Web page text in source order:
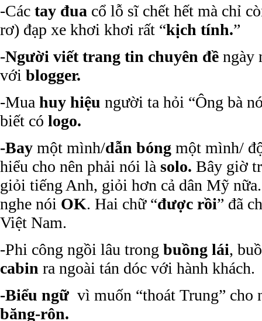
-Các tay đua cổ lỗ sĩ chết hết mà chỉ
rơ) đạp xe khơi khơi rất “kịch tính.”
-Người viết trang tin chuyên đề ngày
với blogger.
-Mua huy hiệu người ta hỏi “Ông bà
biết có logo.
-Bay một mình/dẫn bóng một mình/
hiểu cho nên phải nói là solo. Bây giờ
giỏi tiếng Anh, giỏi hơn cả dân Mỹ
nghe nói OK. Hai chữ “được rồi” đã
Việt Nam.
-Phi công ngồi lâu trong buồng lái,
cabin ra ngoài tán dóc với hành khách.
-Biểu ngữ vì muốn “thoát Trung” cho
băng-rôn.